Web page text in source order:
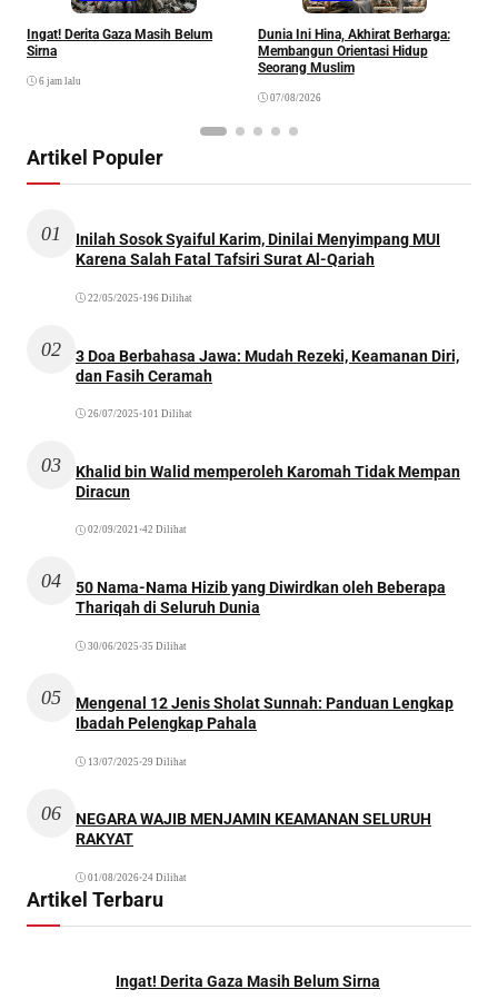
Ingat! Derita Gaza Masih Belum
Sirna
6 jam lalu
Dunia Ini Hina, Akhirat Berharga:
Membangun Orientasi Hidup
Seorang Muslim
07/08/2026
Artikel Populer
01
Inilah Sosok Syaiful Karim, Dinilai Menyimpang MUI
Karena Salah Fatal Tafsiri Surat Al-Qariah
22/05/2025 •196 Dilihat
02
3 Doa Berbahasa Jawa: Mudah Rezeki, Keamanan Diri,
dan Fasih Ceramah
26/07/2025 •101 Dilihat
03
Khalid bin Walid memperoleh Karomah Tidak Mempan
Diracun
02/09/2021 •42 Dilihat
04
50 Nama-Nama Hizib yang Diwirdkan oleh Beberapa
Thariqah di Seluruh Dunia
30/06/2025 •35 Dilihat
05
Mengenal 12 Jenis Sholat Sunnah: Panduan Lengkap
Ibadah Pelengkap Pahala
13/07/2025 •29 Dilihat
06
NEGARA WAJIB MENJAMIN KEAMANAN SELURUH
RAKYAT
01/08/2026•24 Dilihat
Artikel Terbaru
Ingat! Derita Gaza Masih Belum Sirna